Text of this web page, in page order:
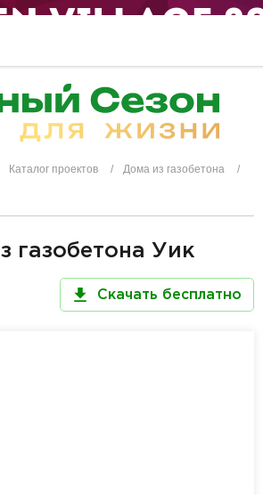
Каталог проектов Дома из газобетона
газобетона Уик
Скачать бесплатно